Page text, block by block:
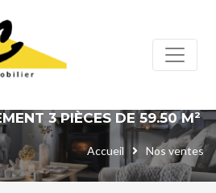
3 PIÈCES DE 59.50 M²
Accueil Nos ventes